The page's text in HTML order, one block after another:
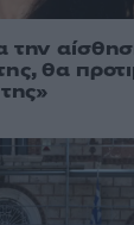
την
θα